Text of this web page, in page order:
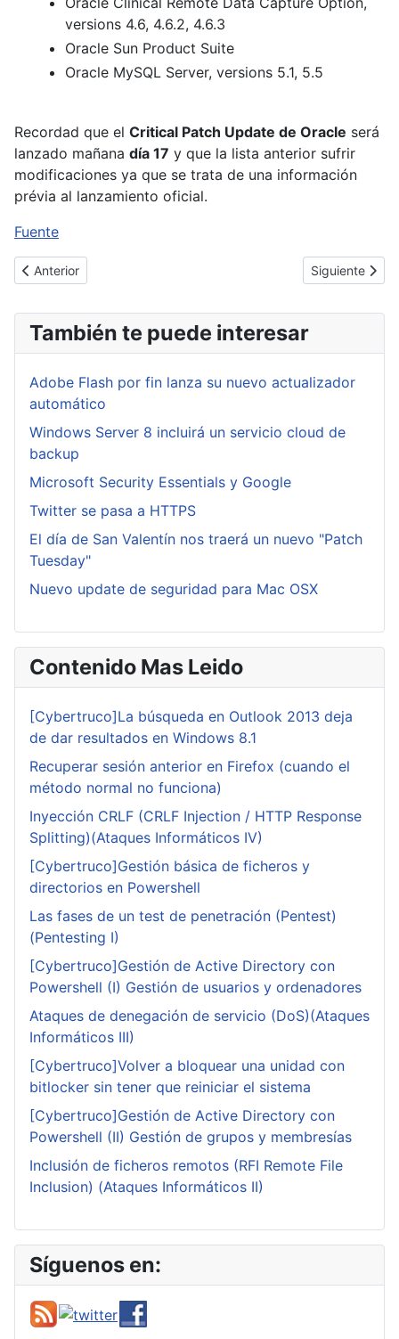
versions 4.6, 4.6.2, 4.6.3
Oracle Sun Product Suite
Oracle MySQL Server, versions 5.1, 5.5
Recordad que el Critical Patch Update de Oracle será
lanzado mañana día 17 y que la lista anterior sufrir
modificaciones ya que se trata de una información
prévia al lanzamiento oficial.
Fuente
Artículo anterior: Cuidado con tus mensajes en Skype
Anterior Artículo
Siguiente
También te puede interesar
Adobe Flash por fin lanza su nuevo actualizador
automático
Windows Server 8 incluirá un servicio cloud de
backup
Microsoft Security Essentials y Google
Twitter se pasa a HTTPS
El día de San Valentín nos traerá un nuevo "Patch
Tuesday"
Nuevo update de seguridad para Mac OSX
Contenido Mas Leido
[Cybertruco]La búsqueda en Outlook 2013 deja
de dar resultados en Windows 8.1
Recuperar sesión anterior en Firefox (cuando el
método normal no funciona)
Inyección CRLF (CRLF Injection / HTTP Response
Splitting)(Ataques Informáticos IV)
[Cybertruco]Gestión básica de ficheros y
directorios en Powershell
Las fases de un test de penetración (Pentest)
(Pentesting I)
[Cybertruco]Gestión de Active Directory con
Powershell (I) Gestión de usuarios y ordenadores
Ataques de denegación de servicio (DoS)(Ataques
Informáticos III)
[Cybertruco]Volver a bloquear una unidad con
bitlocker sin tener que reiniciar el sistema
[Cybertruco]Gestión de Active Directory con
Powershell (II) Gestión de grupos y membresías
Inclusión de ficheros remotos (RFI Remote File
Inclusion) (Ataques Informáticos II)
Síguenos en: